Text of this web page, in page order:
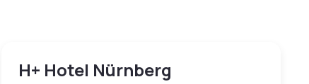
H+ Hotel Nürnberg